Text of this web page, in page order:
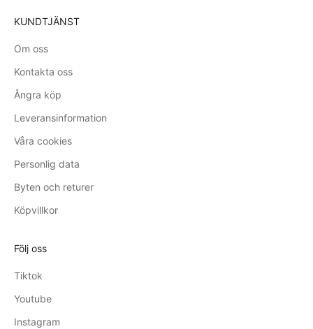
KUNDTJÄNST
Om oss
Kontakta oss
Ångra köp
Leveransinformation
Våra cookies
Personlig data
Byten och returer
Köpvillkor
Följ oss
Tiktok
Youtube
Instagram